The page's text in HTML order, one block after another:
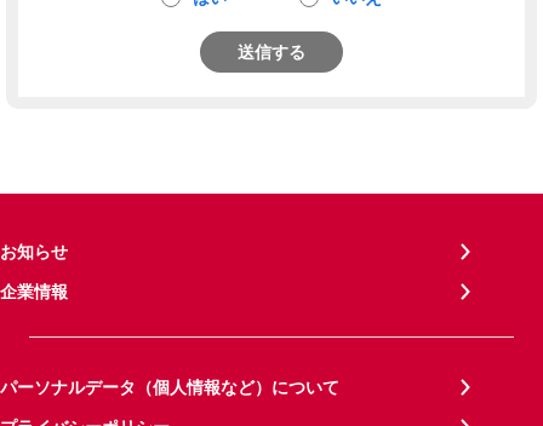
送信する
お知らせ
企業情報
パーソナルデータ（個人情報など）について